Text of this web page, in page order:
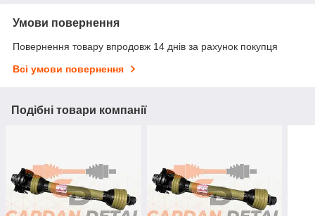
Умови повернення
Повернення товару впродовж 14 днів за рахунок покупця
Всі умови повернення
Подібні товари компанії